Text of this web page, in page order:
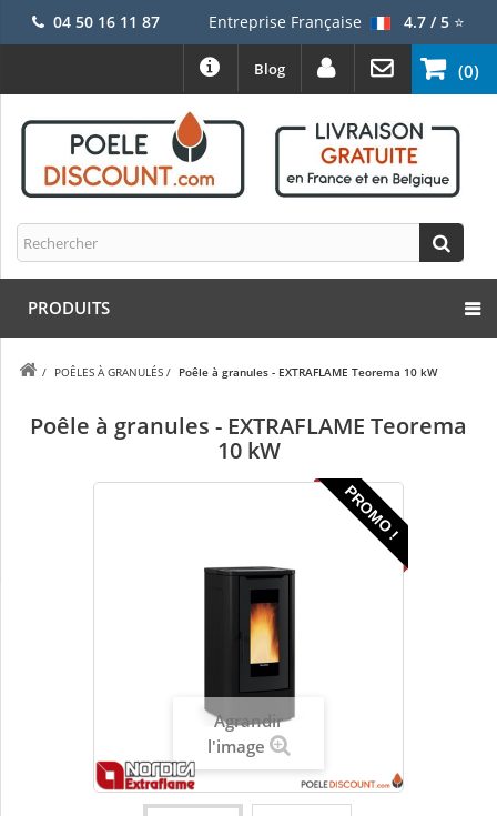
04 50 16 11 87 Entreprise Française 4.7 / 5⭐
(0)
Blog
PRODUITS
/ POÊLES À GRANULÉS / Poêle à granules - EXTRAFLAME Teorema 10 kW
Poêle à granules - EXTRAFLAME Teorema
10 kW
PROMO !
Agrandir
l'image